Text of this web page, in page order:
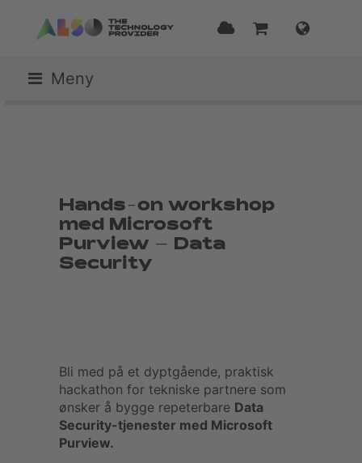
Meny
Hands-on workshop
med Microsoft
Purview – Data
Security
Bli med på et dyptgående, praktisk
hackathon for tekniske partnere som
ønsker å bygge repeterbare Data
Security-tjenester med Microsoft
Purview.